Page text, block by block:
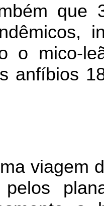
que
o mico-
anfíbios
viagem